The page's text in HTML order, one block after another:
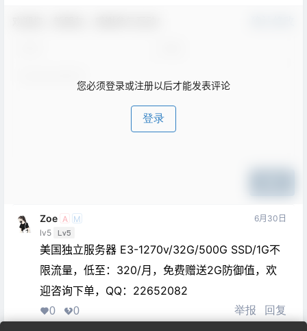
您必须登录或注册以后才能发表评论
登录
Zoe A
M
lv5 Lv5
6月30日
美国独立服务器 E3-1270v/32G/500G SSD/1G不
限流量，低至：320/月，免费赠送2G防御值，欢
迎咨询下单，QQ：22652082
0 0 举报 回复